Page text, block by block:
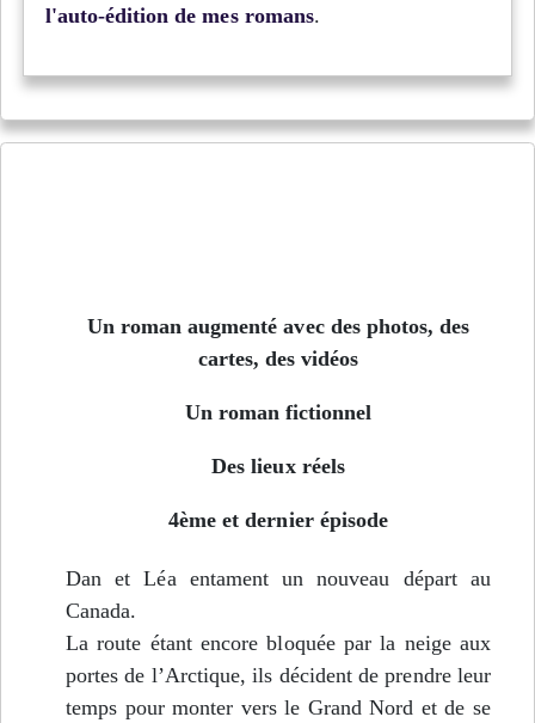
l'auto-édition de mes romans.
Un roman augmenté avec des photos, des
cartes, des vidéos
Un roman fictionnel
Des lieux réels
4ème et dernier épisode
Dan et Léa entament un nouveau départ au
Canada.
La route étant encore bloquée par la neige aux
portes de l’Arctique, ils décident de prendre leur
temps pour monter vers le Grand Nord et de se